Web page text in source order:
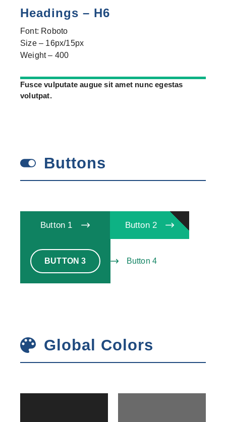
Headings – H6
Font: Roboto
Size – 16px/15px
Weight – 400
Fusce vulputate augue sit amet nunc egestas
volutpat.
Buttons
Button 1 Button 2
BUTTON 3 Button 4
Global Colors